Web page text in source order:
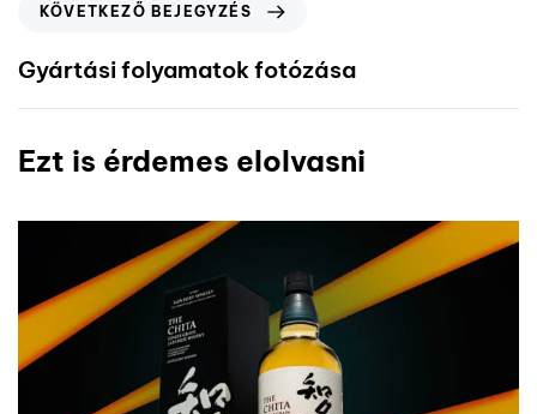
KÖVETKEZŐ BEJEGYZÉS
Gyártási folyamatok fotózása
Ezt is érdemes elolvasni